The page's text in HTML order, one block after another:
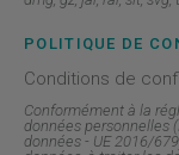
POLITIQUE DE
Conditions de
Conformément à la
données personnelles
données - UE 2016/